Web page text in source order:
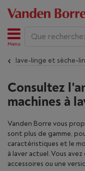
Menu
lave-linge et sèche-
Consultez
machines à
Vanden Borre vous
sont plus de gamme,
caractéristiques et le
à laver actuel. Vous
accessoires ou une